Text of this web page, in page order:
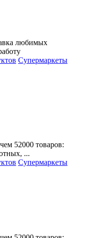
любимых
Супермаркеты
52000 товаров:
...
Супермаркеты